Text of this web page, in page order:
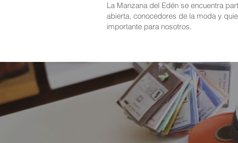
La Manzana del Edén se encuentra
abierta, conocedores de la moda y
importante para nosotros.